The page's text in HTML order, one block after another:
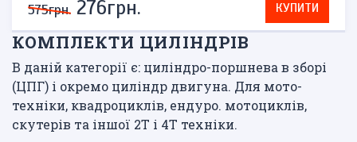
575грн. 276грн. КУПИТИ
КОМПЛЕКТИ ЦИЛІНДРІВ
В даній категорії є: циліндро-поршнева в зборі
(ЦПГ) і окремо циліндр двигуна. Для мото-
техніки, квадроциклів, ендуро. мотоциклів,
скутерів та іншої 2Т і 4Т техніки.